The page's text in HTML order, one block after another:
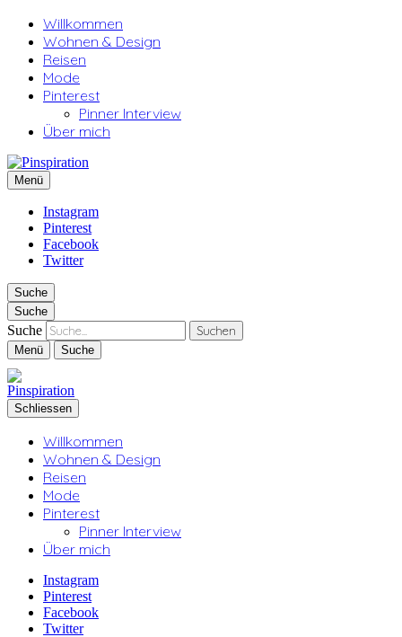
Willkommen
Wohnen & Design
Reisen
Mode
Pinterest
Pinner Interview
Über mich
Pinspiration
Menü
Instagram
Pinterest
Facebook
Twitter
Suche
Suche
Suche
Menü Suche
Schliessen
Willkommen
Wohnen & Design
Reisen
Mode
Pinterest
Pinner Interview
Über mich
Instagram
Pinterest
Facebook
Twitter